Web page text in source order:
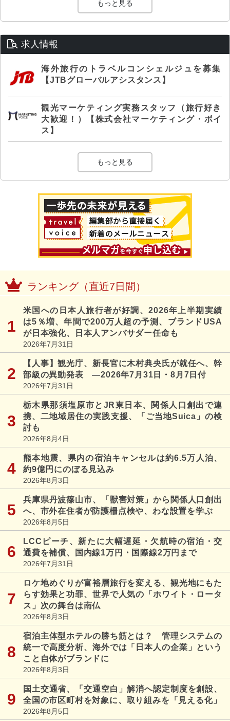
もっと見る
求人情報
海外旅行のトラベルコンシェルジュを募集
【JTBグローバルアシスタンス】
観光マーケティング実務スタッフ（旅行好き
大歓迎！）【株式会社マーケティング・ボイ
ス】
もっと見る
ランキング（直近7日間）
米国への日本人旅行者が好調、2026年上半期実績
は5％増、年間で200万人超の予測、ブランドUSA
が日本強化、日本人アンバサダー任命も
2026年7月31日
【人事】観光庁、新長官に木村典央氏が就任へ、幹
部級の異動発表 ―2026年7月31日・8月7日付
2026年7月31日
栃木県那須塩原市とJR東日本、関係人口創出で連
携、二地域居住の実践支援、「ご当地Suica」の検
討も
2026年8月4日
熊本地震、県内の宿泊キャンセルは約6.5万人泊、
約9億円にのぼる見込み
2026年8月3日
兵庫県丹波篠山市、「獣害対策」から関係人口創出
へ、市外在住者が防護柵点検や、わな設置を学ぶ
2026年8月5日
LCCピーチ、新たに大幅遅延・欠航時の宿泊・交
通費を補償、国内線1万円・国際線2万円まで
2026年7月31日
ロケ地めぐりが富裕層旅行を変える、観光地にもた
らす効果と功罪、世界で人気の「ホワイト・ロータ
ス」次の舞台は南仏
2026年8月3日
宿泊主体型ホテルの勝ち筋とは？ 管理システムの
統一で高度分析、海外では「日本人の企業」という
こと自体がブランドに
2026年8月3日
国土交通省、「交通空白」解消へ認定制度を創設、
全国の市区町村を対象に、取り組みを「見える化」
2026年8月5日